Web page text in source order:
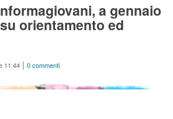
a gennaio
orientamento ed
11:44 | 0 commenti